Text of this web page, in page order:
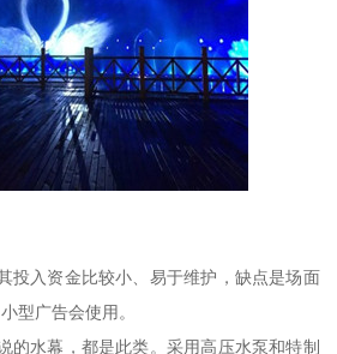
投入资金比较小、易于维护，缺点是场面
型广告会使用。
的水幕，都是此类。采用高压水泵和特制